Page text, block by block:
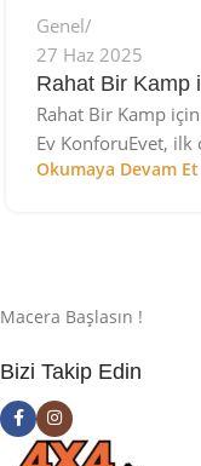
Genel
27 Haz 2025
Rahat Bir Kamp
Rahat Bir Kamp
Ev KonforuEvet,
Okumaya Devam Et
Macera Başlasın !
Bizi Takip Edin